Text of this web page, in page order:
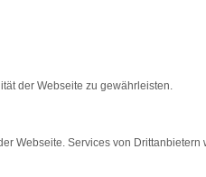
der Webseite zu gewährleisten.
Webseite. Services von Drittanbietern